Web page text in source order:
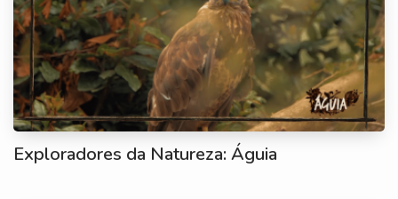
Exploradores da Natureza: Águia